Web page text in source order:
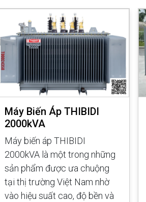
Máy Biến Áp THIBIDI
2000kVA
Máy biến áp THIBIDI
2000kVA là một trong những
sản phẩm được ưa chuộng
tại thị trường Việt Nam nhờ
vào hiệu suất cao, độ bền và